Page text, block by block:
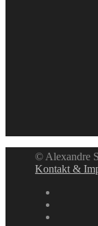
© Alexandre
Kontakt &